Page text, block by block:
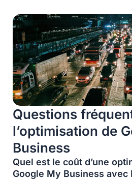
Questions
l’optimisation de
Business
Quel est le coût d’une
Google My Business avec